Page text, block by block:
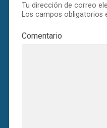
Tu dirección de correo
Los campos obligatorios
Comentario